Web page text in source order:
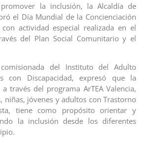
la inclusión, la Alcaldía de
el Día Mundial de la Concienciación
actividad especial realizada en el
del Plan Social Comunitario y el
del Instituto del Adulto
con Discapacidad, expresó que la
través del programa ArTEA Valencia,
niñas, jóvenes y adultos con Trastorno
tiene como propósito orientar y
la inclusión desde los diferentes